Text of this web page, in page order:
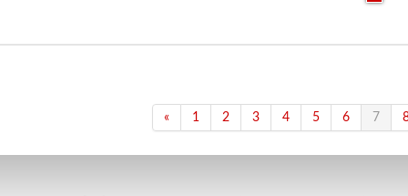
« 1 2 3 4 5 6 7